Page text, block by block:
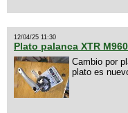
12/04/25 11:30
Plato palanca XTR M960
Cambio por
plato es